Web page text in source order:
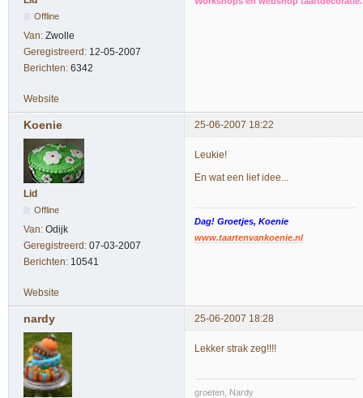
Offline
Van: Zwolle
Geregistreerd: 12-05-2007
Berichten: 6342
Website
Koenie 25-06-2007 18:22
Lid
Offline
Van: Odijk
Geregistreerd: 07-03-2007
Berichten: 10541
Leukie!
En wat een lief idee...
Dag! Groetjes, Koenie
www.taartenvankoenie.nl
Website
nardy 25-06-2007 18:28
Lekker strak zeg!!!!
groeten, Nardy